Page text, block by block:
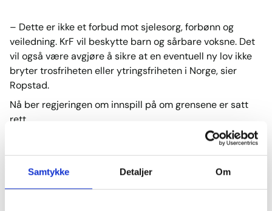
Samtykke Detaljer Om
– Dette er ikke et forbud mot sjelesorg, forbønn og
veiledning. KrF vil beskytte barn og sårbare voksne. Det
vil også være avgjøre å sikre at en eventuell ny lov ikke
bryter trosfriheten eller ytringsfriheten i Norge, sier
Ropstad.
Nå ber regjeringen om innspill på om grensene er satt
rett.
Kulturdepartementet sender nå et forslag til
lovregulering av konverteringsterapi på offentlig høring.
KrF har vært opptatt av å høre dette åpent, uten